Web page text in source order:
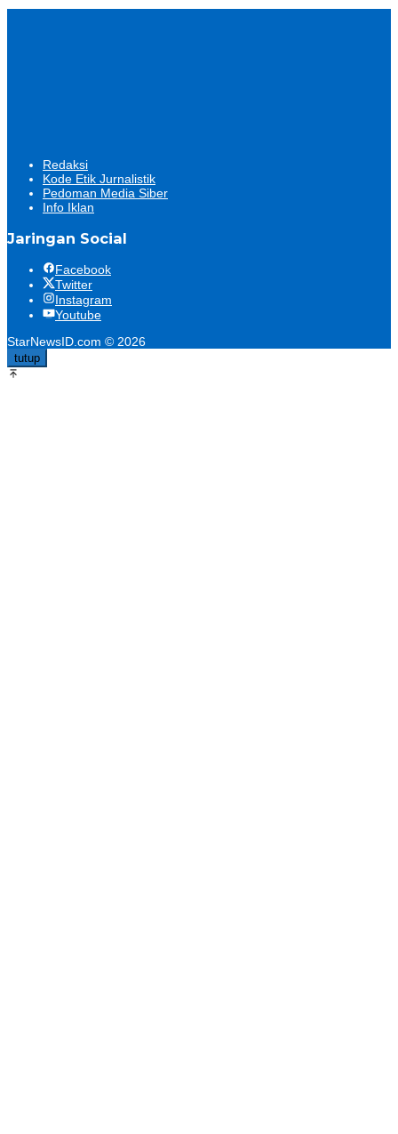
Redaksi
Kode Etik Jurnalistik
Pedoman Media Siber
Info Iklan
Jaringan Social
Facebook
Twitter
Instagram
Youtube
StarNewsID.com © 2026
tutup